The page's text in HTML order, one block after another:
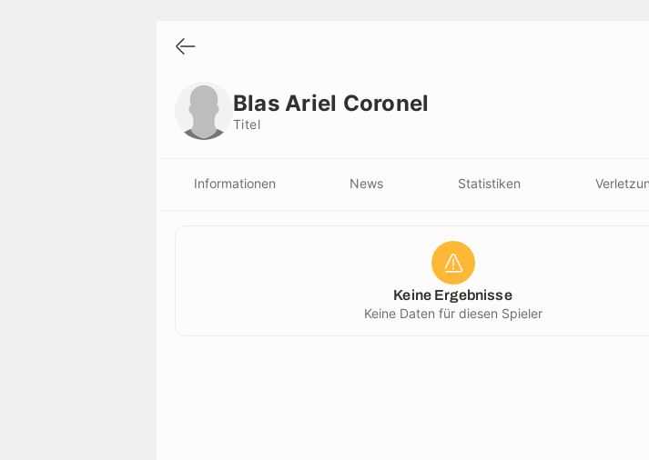
Blas Ariel Coronel
Titel
Informationen News Statistiken
Keine Ergebnisse
Keine Daten für diesen Spieler